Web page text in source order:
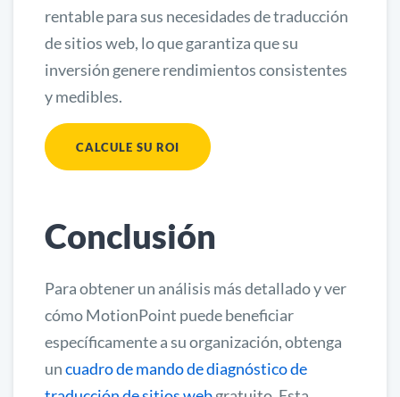
rentable para sus necesidades de traducción
de sitios web, lo que garantiza que su
inversión genere rendimientos consistentes
y medibles.
CALCULE SU ROI
Conclusión
Para obtener un análisis más detallado y ver
cómo MotionPoint puede beneficiar
específicamente a su organización, obtenga
uncuadro de mando de diagnóstico de